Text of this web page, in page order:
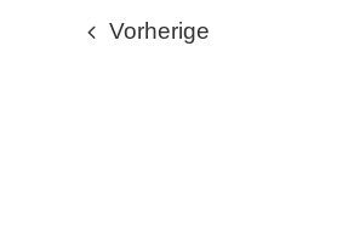
Vorherige